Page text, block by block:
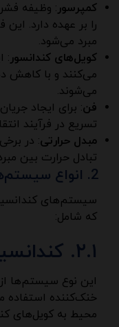
کمپرسور : وظیفه
را بر عهده دارد. این
مبرد می‌شود.
کویل‌های کندانسور :
می‌کنند و با کاهش
می‌شوند.
فن: برای ایجاد
تسریع در فرآیند
مبدل حرارتی: در
تبادل حرارت بین
انواع
سیستم‌های
که شامل:
۲.۱. کندانسینگ هوایی
این نوع سیستم‌ها
خنک‌کننده استفاده
محیط به کویل‌های